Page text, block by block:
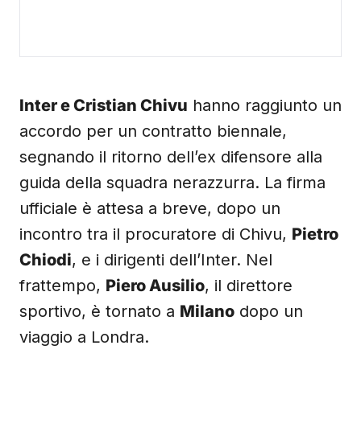
Inter e Cristian Chivu hanno raggiunto un
accordo per un contratto biennale,
segnando il ritorno dell’ex difensore alla
guida della squadra nerazzurra. La firma
ufficiale è attesa a breve, dopo un
incontro tra il procuratore di Chivu, Pietro
Chiodi, e i dirigenti dell’Inter. Nel
frattempo, Piero Ausilio, il direttore
sportivo, è tornato a Milano dopo un
viaggio a Londra.